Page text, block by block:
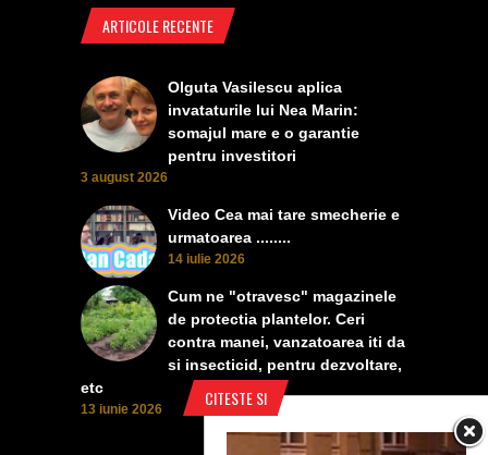
CITESTE SI
ARTICOLE RECENTE
Olguta Vasilescu aplica
invataturile lui Nea Marin:
somajul mare e o garantie
pentru investitori
3 august 2026
Video Cea mai tare smecherie e
urmatoarea ........
14 iulie 2026
Cum ne "otravesc" magazinele
de protectia plantelor. Ceri
contra manei, vanzatoarea iti da
si insecticid, pentru dezvoltare,
etc
13 iunie 2026